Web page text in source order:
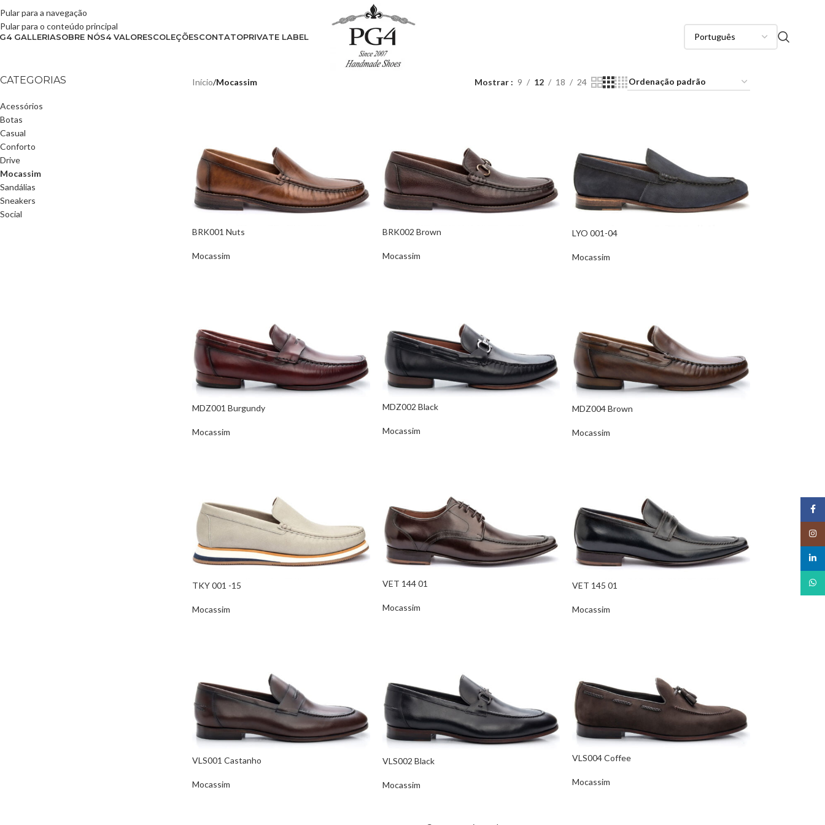
Pular para a navegação
Pular para o conteúdo principal
GALLERIASOBRE NÓS4 VALORESCOLEÇÕESCONTATOPRIVATE LABEL
CATEGORIAS
Acessórios
Botas
Casual
Conforto
Drive
Mocassim
Sandálias
Sneakers
Social
Início/Mocassim Mostrar 9 12 18 24
BRK001 Nuts
Mocassim
BRK002 Brown
Mocassim
LYO 001-04
Mocassim
MDZ001 Burgundy
Mocassim
MDZ002 Black
Mocassim
MDZ004 Brown
Mocassim
TKY 001 -15
Mocassim
VET 144 01
Mocassim
VET 145 01
Mocassim
VLS001 Castanho
Mocassim
VLS002 Black
Mocassim
VLS004 Coffee
Mocassim